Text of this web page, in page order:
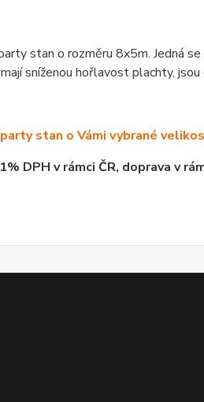
stan o rozměru 8x5m. Jedná
sníženou hořlavost plachty,
stan o Vámi vybrané
DPH v rámci ČR, doprava v